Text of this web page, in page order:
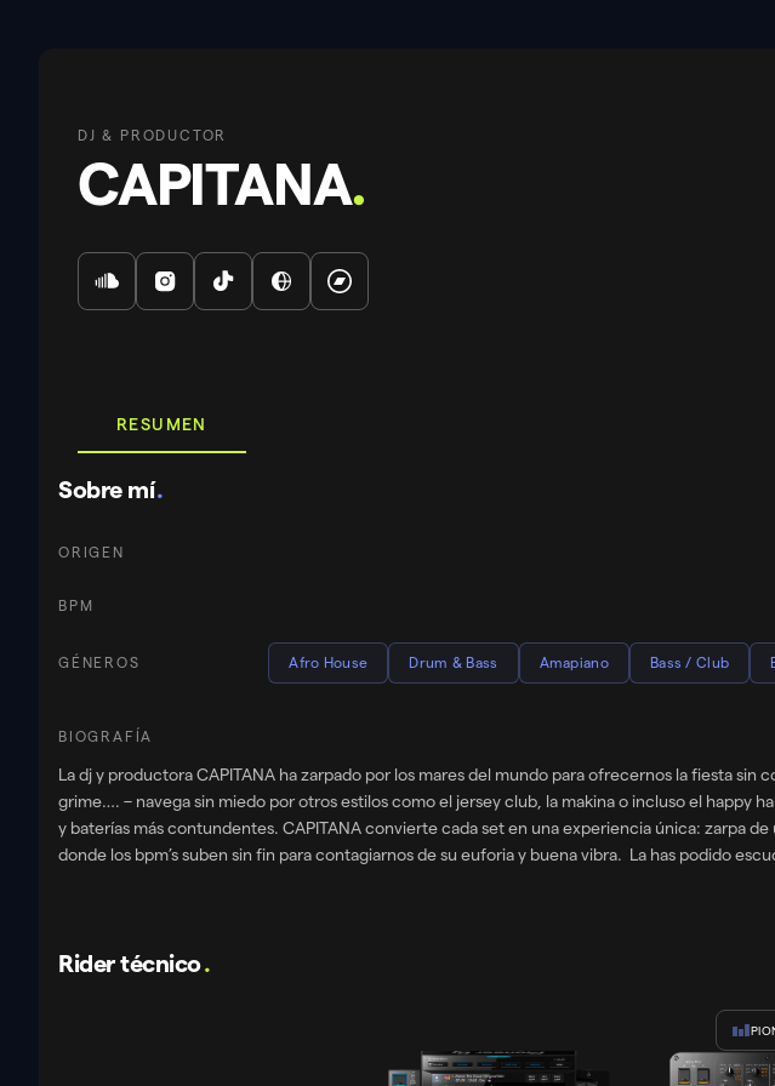
DJ & PRODUCTOR
CAPITANA.
RESUMEN
Sobre mí.
ORIGEN
BPM
GÉNEROS Afro House Drum & Bass Amapiano Bass / Club
BIOGRAFÍA
La dj y productora CAPITANA ha zarpado por los mares del mundo para ofrecernos la fiesta sin complejos. Con su
grime…. – navega sin miedo por otros estilos como el jersey club, la makina o incluso el happy
y baterías más contundentes. CAPITANA convierte cada set en una experiencia única: zarpa
donde los bpm’s suben sin fin para contagiarnos de su euforia y buena vibra. La has podido
junto on Bhad Babbie y Madonna sobre unos acordes de Hans Zimmer, o el de Butterfly,
Rider técnico.